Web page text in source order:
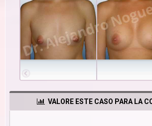
VALORE ESTE CASO PARA LA